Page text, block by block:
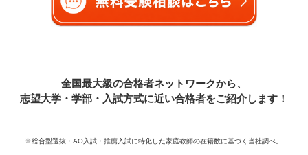
全国最大級の合格者ネットワークから、
志望大学・学部・入試方式に近い合格者をご紹介します！
※総合型選抜・AO入試・推薦入試に特化した家庭教師の在籍数に基づく当社調べ。